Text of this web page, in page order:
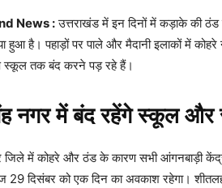
News :उत्तराखंड में इन दिनों में कड़ाके की
हुआ है। पहाड़ों पर पाले और मैदानी इलाकों में
स्कूल तक बंद करने पड़ रहे हैं।
नगर में बंद रहेंगे स्कूल और
जिले में कोहरे और ठंड के कारण सभी आंगनबाड़ी
29 दिसंबर को एक दिन का अवकाश रहेगा।